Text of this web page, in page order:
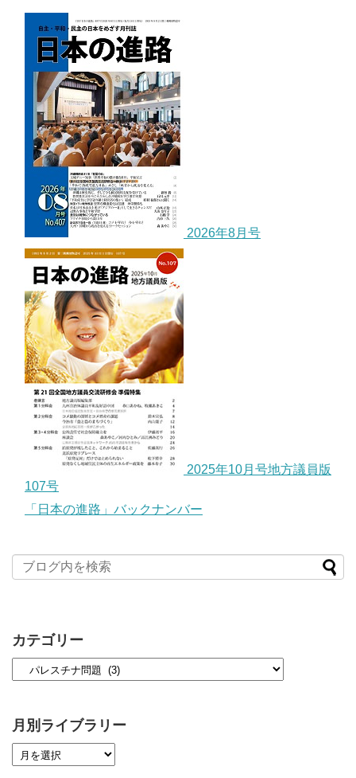
2026年8月号
2025年10月号地方議員版
107号
「日本の進路」バックナンバー
カテゴリー
月別ライブラリー